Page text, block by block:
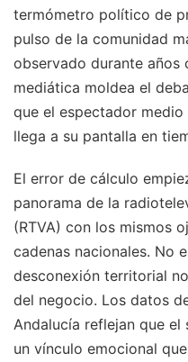
termómetro político de
pulso de la comunidad
observado durante años
mediática moldea el
que el espectador
llega a su pantalla en
El error de cálculo
panorama de la
(RTVA) con los mismos
cadenas nacionales. No
desconexión territorial
del negocio. Los datos
Andalucía reflejan que
un vínculo emocional